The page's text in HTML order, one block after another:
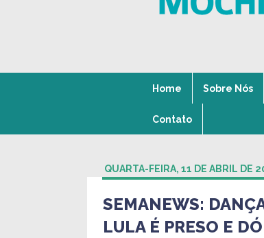
Home Sobre Nós
Contato
QUARTA-FEIRA, 11 DE ABRIL DE
SEMANEWS:
LULA É PRESO E